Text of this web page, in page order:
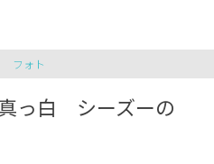
フォト
っ白 シーズーの